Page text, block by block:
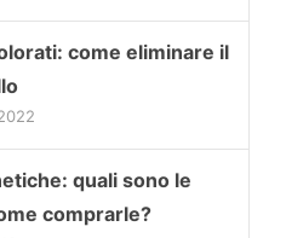
come eliminare il
quali sono le
comprarle?